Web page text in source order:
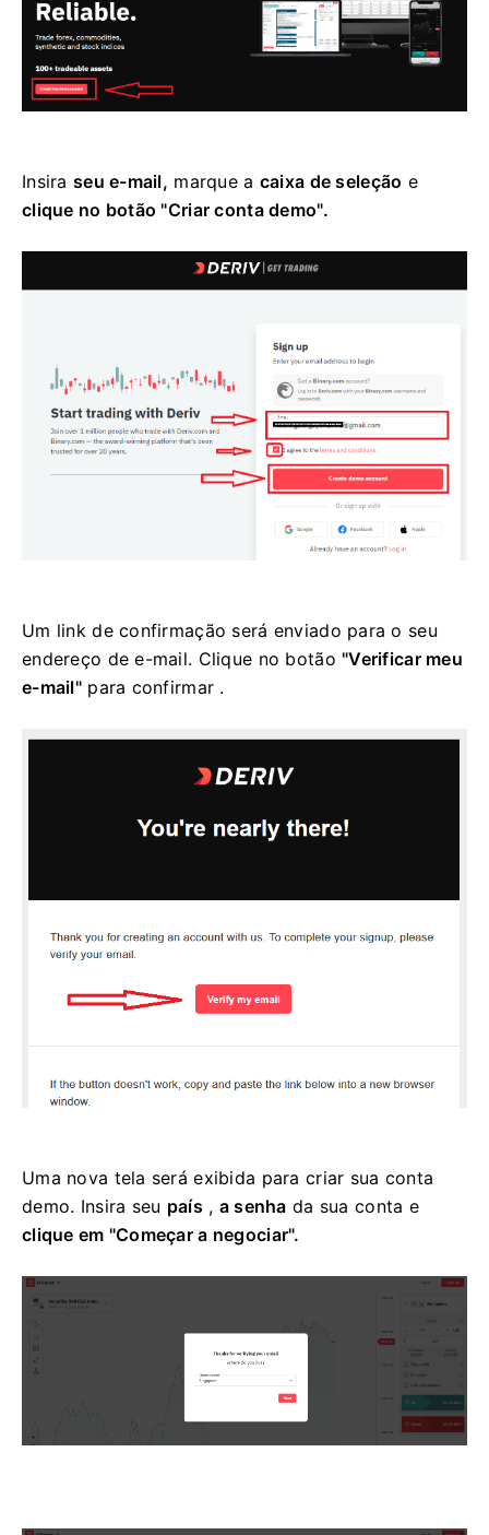
Insira seu e-mail, marque a caixa de seleção e
clique no botão "Criar conta demo".
Um link de confirmação será enviado para o seu
endereço de e-mail. Clique no botão "Verificar meu
e-mail"para confirmar .
Uma nova tela será exibida para criar sua conta
demo. Insira seu país , a senha da sua conta e
clique em "Começar a negociar".